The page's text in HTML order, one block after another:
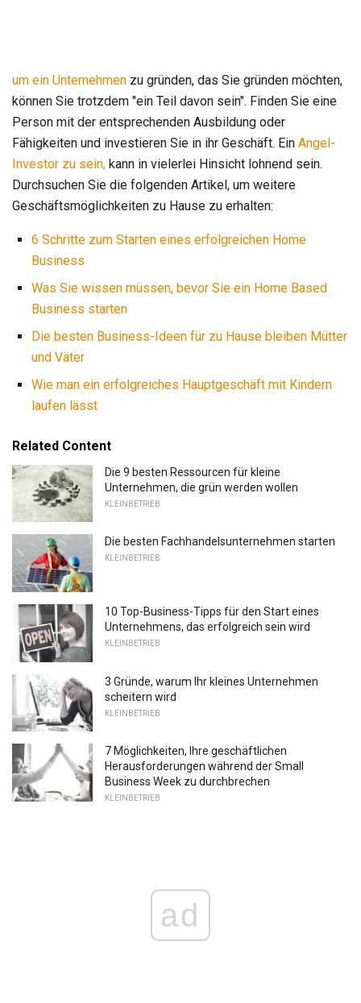
um ein Unternehmen zu gründen, das Sie gründen möchten,
können Sie trotzdem "ein Teil davon sein". Finden Sie eine
Person mit der entsprechenden Ausbildung oder
Fähigkeiten und investieren Sie in ihr Geschäft. Ein Angel-
Investor zu sein, kann in vielerlei Hinsicht lohnend sein.
Durchsuchen Sie die folgenden Artikel, um weitere
Geschäftsmöglichkeiten zu Hause zu erhalten:
6 Schritte zum Starten eines erfolgreichen Home
Business
Was Sie wissen müssen, bevor Sie ein Home Based
Business starten
Die besten Business-Ideen für zu Hause bleiben Mütter
und Väter
Wie man ein erfolgreiches Hauptgeschäft mit Kindern
laufen lässt
Related Content
Die 9 besten Ressourcen für kleine
Unternehmen, die grün werden wollen
KLEINBETRIEB
Die besten Fachhandelsunternehmen starten
KLEINBETRIEB
10 Top-Business-Tipps für den Start eines
Unternehmens, das erfolgreich sein wird
KLEINBETRIEB
3 Gründe, warum Ihr kleines Unternehmen
scheitern wird
KLEINBETRIEB
7 Möglichkeiten, Ihre geschäftlichen
Herausforderungen während der Small
Business Week zu durchbrechen
KLEINBETRIEB
ad